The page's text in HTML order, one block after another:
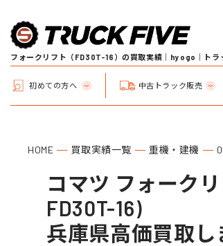
フォークリフト（FD30T-16）の買取実績｜hyogo｜トラ
初めての方へ 中古トラック販売
HOME 買取実績一覧 重機・建機
コマツ フォーク
FD30T-16)
兵庫県高価買取し